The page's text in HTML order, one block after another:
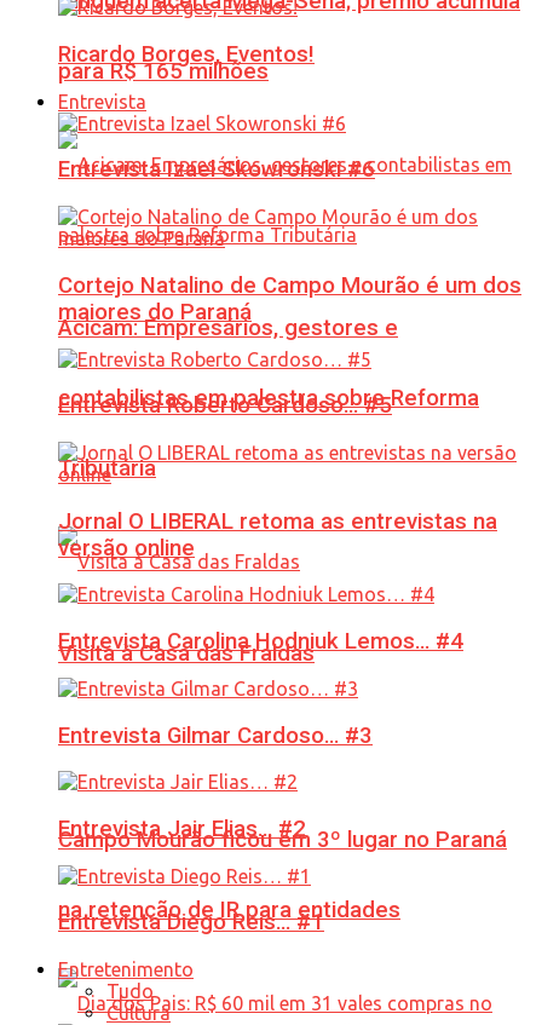
para R$ 165 milhões
Acicam: Empresários, gestores e
contabilistas em palestra sobre Reforma
Tributária
Visita à Casa das Fraldas
Campo Mourão ficou em 3º lugar no Paraná
na retenção de IR para entidades
Ricardo Borges, Eventos!
Entrevista
Entrevista Izael Skowronski #6
Cortejo Natalino de Campo Mourão é um dos
maiores do Paraná
Entrevista Roberto Cardoso… #5
Jornal O LIBERAL retoma as entrevistas na
versão online
Entrevista Carolina Hodniuk Lemos… #4
Entrevista Gilmar Cardoso… #3
Entrevista Jair Elias… #2
Entrevista Diego Reis… #1
Entretenimento
Tudo
Cultura